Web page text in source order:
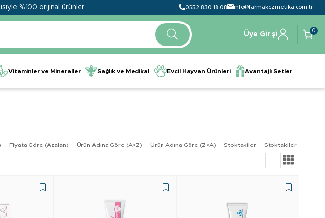
%100 orijinal ürünler 0552 830 18 08 info@farmakozmetika.com.tr
Üye Girişi
0
Vitaminler ve Mineraller Sağlık ve Medikal Evcil Hayvan Ürünleri Avantajlı Setler
Fiyata Göre (Azalan) Ürün Adına Göre (A>Z) Ürün Adına Göre (Z<A) Stoktakiler Stoktakiler